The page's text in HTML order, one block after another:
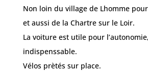
Non loin du village de Lhomme
et aussi de la Chartre sur le Loir.
La voiture est utile pour
indispenssable.
Vélos prètés sur place.